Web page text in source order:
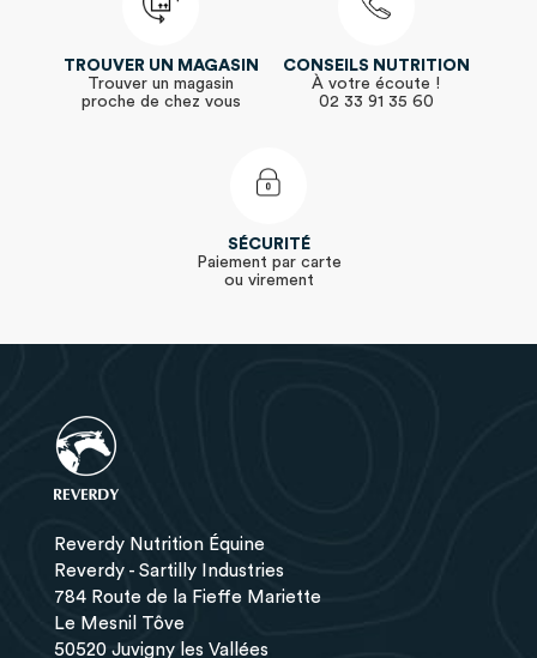
TROUVER UN MAGASIN
Trouver un magasin
proche de chez vous
CONSEILS NUTRITION
À votre écoute !
02 33 91 35 60
SÉCURITÉ
Paiement par carte
ou virement
Reverdy Nutrition Équine
Reverdy - Sartilly Industries
784 Route de la Fieffe Mariette
Le Mesnil Tôve
50520 Juvigny les Vallées